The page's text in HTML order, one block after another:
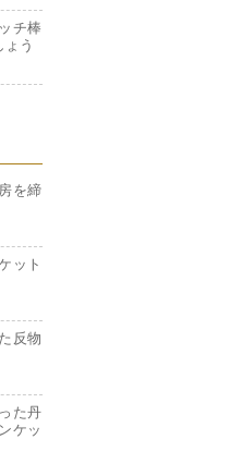
チ棒
ょう
を締
ット
反物
た丹
ケッ